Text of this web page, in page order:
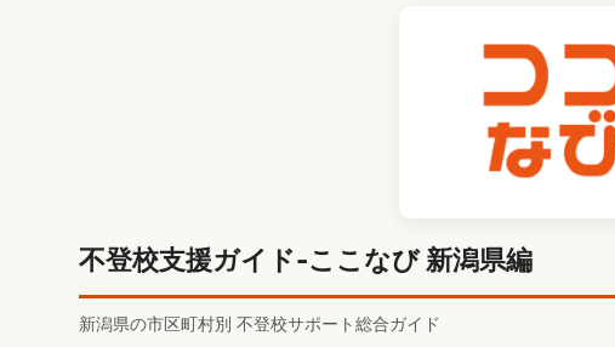
不登校支援ガイド-ここなび 新潟県編
新潟県の市区町村別 不登校サポート総合ガイド